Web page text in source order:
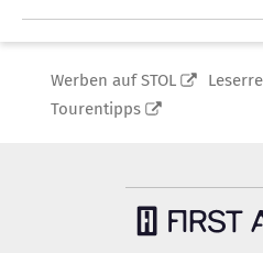
Werben auf STOL
Tourentipps